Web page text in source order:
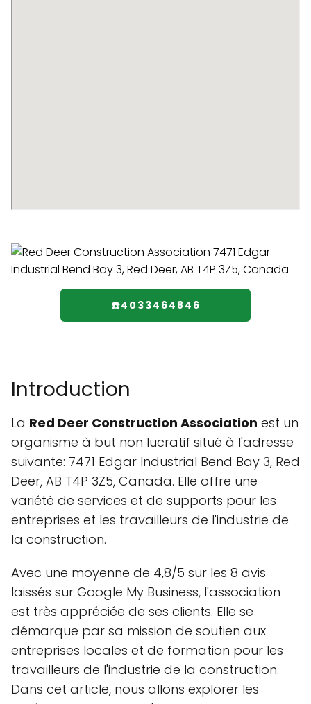
☎️4033464846
Introduction
La Red Deer Construction Association est un
organisme à but non lucratif situé à l'adresse
suivante: 7471 Edgar Industrial Bend Bay 3, Red
Deer, AB T4P 3Z5, Canada. Elle offre une
variété de services et de supports pour les
entreprises et les travailleurs de l'industrie de
la construction.
Avec une moyenne de 4,8/5 sur les 8 avis
laissés sur Google My Business, l'association
est très appréciée de ses clients. Elle se
démarque par sa mission de soutien aux
entreprises locales et de formation pour les
travailleurs de l'industrie de la construction.
Dans cet article, nous allons explorer les